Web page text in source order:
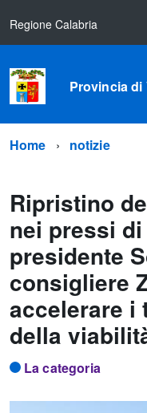
Regione Calabria
Provincia di
Home notizie
Ripristino
nei pressi
presidente
consigliere
accelerare i
della
La categoria